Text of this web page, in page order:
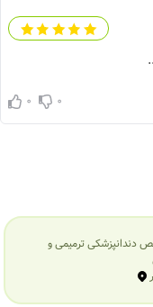
0
0
دندانپزشکی ترمیمی و